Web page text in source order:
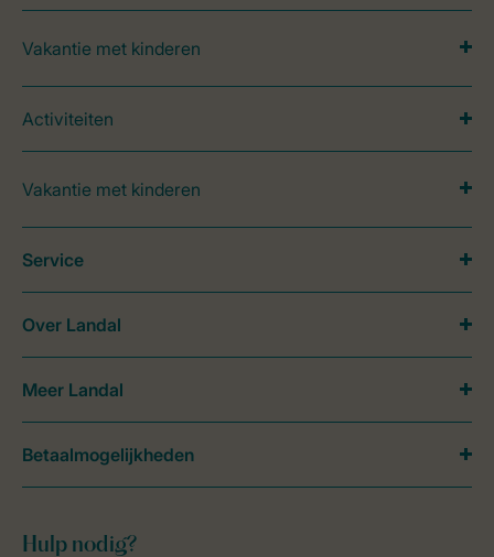
Vakantie met kinderen
Activiteiten
Vakantie met kinderen
Hulp nodig?
Service
Over Landal
Meer Landal
Betaalmogelijkheden